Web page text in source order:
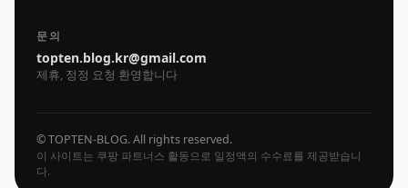
문의
topten.blog.kr@gmail.com
제휴, 정정 요청 환영합니다
© TOPTEN-BLOG. All rights reserved.
이 사이트는 쿠팡 파트너스 활동으로 일정액의 수수료를 제공받습니
다.